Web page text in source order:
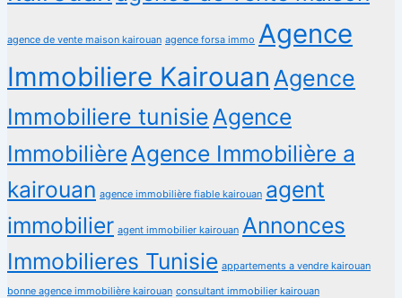
agence de vente maison kairouan agence forsa immo Agence
Immobiliere Kairouan Agence
Immobiliere tunisie Agence
Immobilière Agence Immobilière a
kairouan agence immobilière fiable kairouan agent
immobilier agent immobilier kairouan Annonces
Immobilieres Tunisie appartements a vendre kairouan
bonne agence immobilière kairouan consultant immobilier kairouan